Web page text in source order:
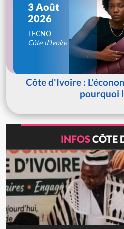
3 Août
2026
TECNO
Côte d'Ivoire
Côte d'Ivoire :
pourquoi
INFOSCÔTE